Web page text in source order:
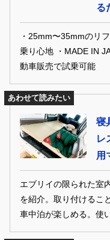
る
・25mm〜35mmのリ
乗り心地 ・MADE IN
動車販売で試乗可能
あわせて読みたい
寝
レ
用
エブリイの限られた室
を紹介。取り付けるこ
車中泊が楽しめる。使